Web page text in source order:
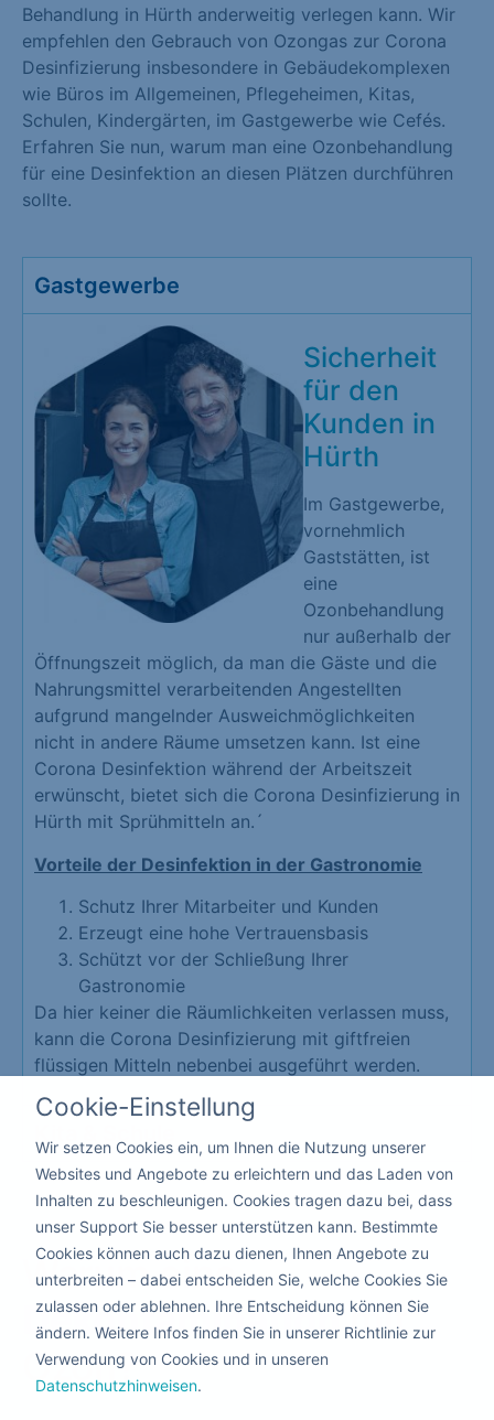
Behandlung in Hürth anderweitig verlegen kann. Wir
empfehlen den Gebrauch von Ozongas zur Corona
Desinfizierung insbesondere in Gebäudekomplexen
wie Büros im Allgemeinen, Pflegeheimen, Kitas,
Schulen, Kindergärten, im Gastgewerbe wie Cefés.
Erfahren Sie nun, warum man eine Ozonbehandlung
für eine Desinfektion an diesen Plätzen durchführen
sollte.
Gastgewerbe
Sicherheit
für den
Kunden in
Hürth
Im Gastgewerbe,
vornehmlich
Gaststätten, ist
eine
Ozonbehandlung
nur außerhalb der
Öffnungszeit möglich, da man die Gäste und die
Nahrungsmittel verarbeitenden Angestellten
aufgrund mangelnder Ausweichmöglichkeiten
nicht in andere Räume umsetzen kann. Ist eine
Corona Desinfektion während der Arbeitszeit
erwünscht, bietet sich die Corona Desinfizierung in
Hürth mit Sprühmitteln an.´
Vorteile der Desinfektion in der Gastronomie
Schutz Ihrer Mitarbeiter und Kunden
Erzeugt eine hohe Vertrauensbasis
Schützt vor der Schließung Ihrer
Gastronomie
Da hier keiner die Räumlichkeiten verlassen muss,
kann die Corona Desinfizierung mit giftfreien
flüssigen Mitteln nebenbei ausgeführt werden.
Warum eine
Dekontaminationmit
Ozon?
Cookie-Einstellung
Wir setzen Cookies ein, um Ihnen die Nutzung unserer
Websites und Angebote zu erleichtern und das Laden von
Inhalten zu beschleunigen. Cookies tragen dazu bei, dass
unser Support Sie besser unterstützen kann. Bestimmte
Cookies können auch dazu dienen, Ihnen Angebote zu
unterbreiten – dabei entscheiden Sie, welche Cookies Sie
zulassen oder ablehnen. Ihre Entscheidung können Sie
ändern. Weitere Infos finden Sie in unserer Richtlinie zur
Verwendung von Cookies und in unseren
Datenschutzhinweisen.